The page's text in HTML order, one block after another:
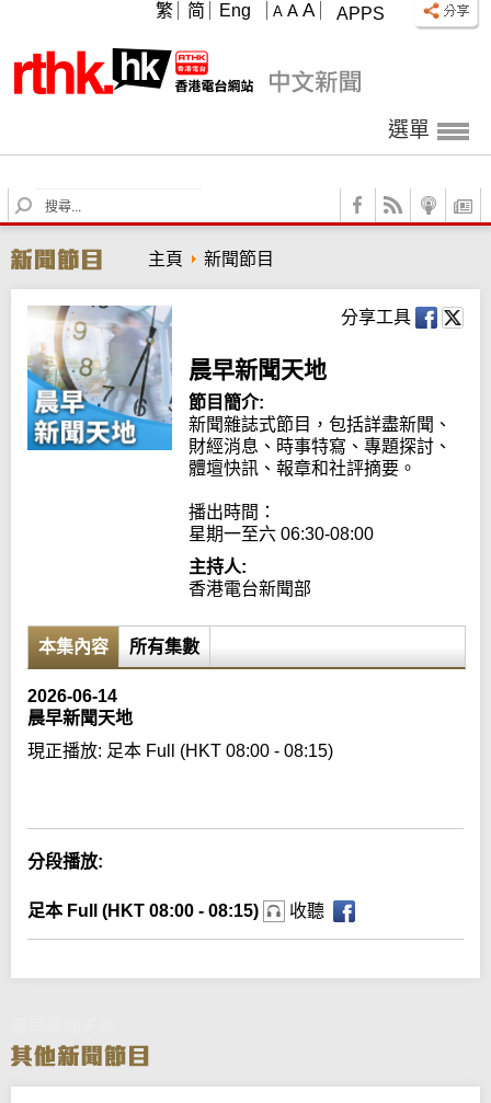
APPS
A A A
繁 简 Eng
選單
S
e
r
c
h
主頁 新聞節目
分享工具
晨早新聞天地
節目簡介:
新聞雜誌式節目，包括詳盡新聞、
財經消息、時事特寫、專題探討、
體壇快訊、報章和社評摘要。
播出時間：
星期一至六 06:30-08:00
主持人:
香港電台新聞部
本集內容 所有集數
2026-06-14
晨早新聞天地
現正播放: 足本 Full (HKT 08:00 - 08:15)
分段播放:
足本 Full (HKT 08:00 - 08:15) 收聽